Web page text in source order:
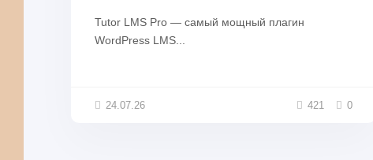
Tutor LMS Pro — самый мощный плагин
WordPress LMS...
24.07.26 421 0